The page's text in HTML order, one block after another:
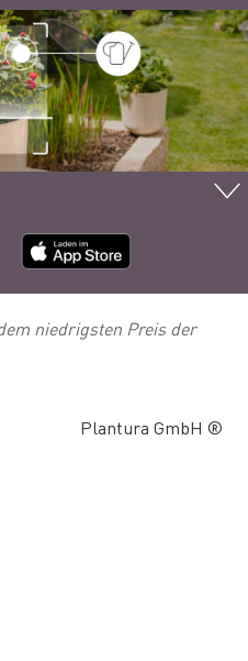
niedrigsten Preis der
Plantura GmbH ®